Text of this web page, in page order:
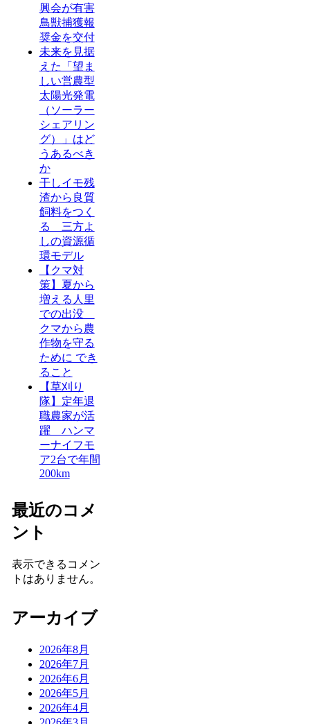
興会が有害
鳥獣捕獲報
奨金を交付
未来を見据
えた「望ま
しい営農型
太陽光発電
（ソーラー
シェアリン
グ）」はど
うあるべき
か
干しイモ残
渣から良質
飼料をつく
る 三方よ
しの資源循
環モデル
【クマ対
策】夏から
増える人里
での出没
クマから農
作物を守る
ために でき
ること
【草刈り
隊】定年退
職農家が活
躍 ハンマ
ーナイフモ
ア2台で年間
200km
最近のコメ
ント
表示できるコメン
トはありません。
アーカイブ
2026年8月
2026年7月
2026年6月
2026年5月
2026年4月